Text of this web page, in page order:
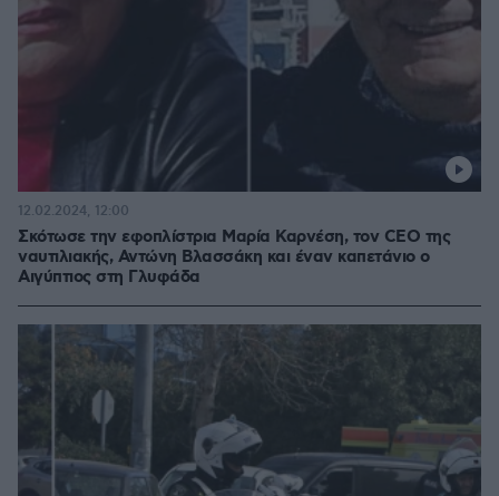
Σκότωσε την εφοπλίστρια Μαρία Καρνέση, τον CEO της
ναυτιλιακής, Αντώνη Βλασσάκη και έναν καπετάνιο ο
Αιγύπτιος στη Γλυφάδα
12.02.2024, 12:00